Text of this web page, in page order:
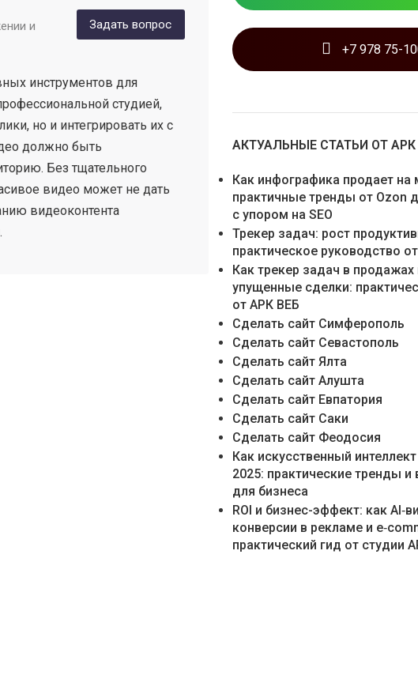
и
Задать вопрос
инструментов для
студией,
но и интегрировать их с
должно быть
Без тщательного
видео может не дать
видеоконтента
+7 978 75-
АКТУАЛЬНЫЕ СТАТЬИ ОТ АРК
Как инфографика продает на
практичные тренды от Ozon
с упором на SEO
Трекер задач: рост
практическое руководство
Как трекер задач в
упущенные сделки:
от АРК ВЕБ
Сделать сайт Симферополь
Сделать сайт Севастополь
Сделать сайт Ялта
Сделать сайт Алушта
Сделать сайт Евпатория
Сделать сайт Саки
Сделать сайт Феодосия
Как искусственный
2025: практические тренды
для бизнеса
ROI и бизнес-эффект: как
конверсии в рекламе и
практический гид от студии